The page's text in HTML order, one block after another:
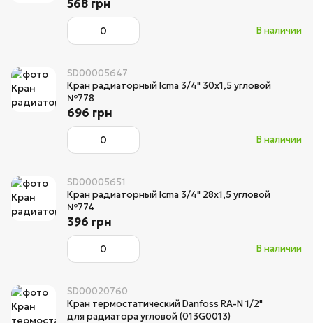
В наличии
568 грн
SD00005647
Кран радиаторный Icma 3/4" 30х1,5 угловой
№778
В наличии
696 грн
SD00005651
Кран радиаторный Icma 3/4" 28х1,5 угловой
№774
В наличии
396 грн
SD00020760
Кран термостатический Danfoss RA-N 1/2"
для радиатора угловой (013G0013)